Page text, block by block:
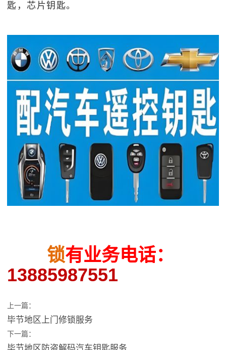
匙，芯片钥匙。
锁有业务电话：
13885987551
上一篇：
毕节地区上门修锁服务
下一篇：